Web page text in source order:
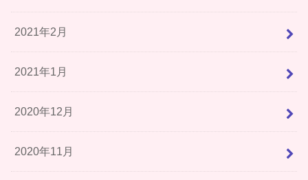
2021年2月
2021年1月
2020年12月
2020年11月